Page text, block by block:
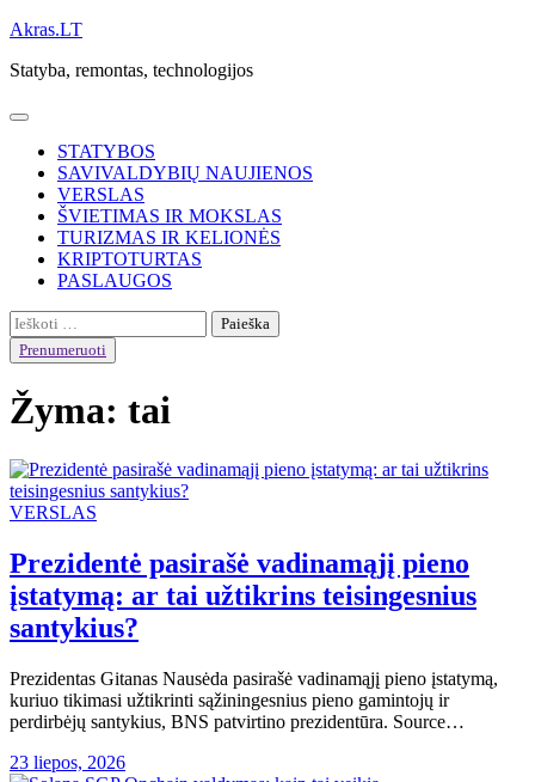
Skip
content
Akras.LT
Statyba, remontas, technologijos
STATYBOS
SAVIVALDYBIŲ NAUJIENOS
VERSLAS
ŠVIETIMAS IR MOKSLAS
TURIZMAS IR KELIONĖS
KRIPTOTURTAS
PASLAUGOS
Ieškoti:
Prenumeruoti
Žyma: tai
VERSLAS
Prezidentė pasirašė vadinamąjį pieno
įstatymą: ar tai užtikrins teisingesnius
santykius?
Prezidentas Gitanas Nausėda pasirašė vadinamąjį pieno įstatymą,
kuriuo tikimasi užtikrinti sąžiningesnius pieno gamintojų ir
perdirbėjų santykius, BNS patvirtino prezidentūra. Source…
23 liepos, 2026